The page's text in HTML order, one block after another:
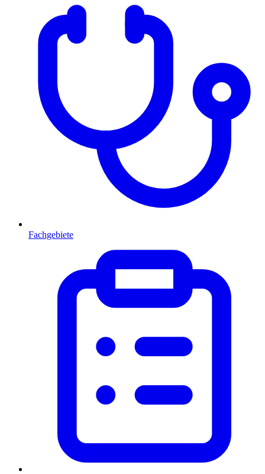
Fachgebiete